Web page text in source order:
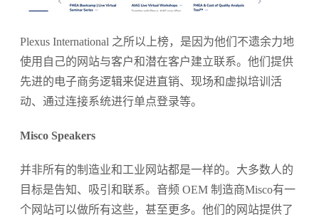
Plexus International 之所以上榜，是因为他们不遗余力地
使用自己的网站与客户和潜在客户建立联系。他们提供
先进的电子商务逻辑来促进直销、现场和虚拟培训活
动、通过连接系统进行单点登录等。
Misco Speakers
并非所有的制造业和工业网站都是一样的。大多数人的
目标是告知、吸引和联系。音频 OEM 制造商Misco有一
个网站可以做所有这些，甚至更多。他们的网站提供了